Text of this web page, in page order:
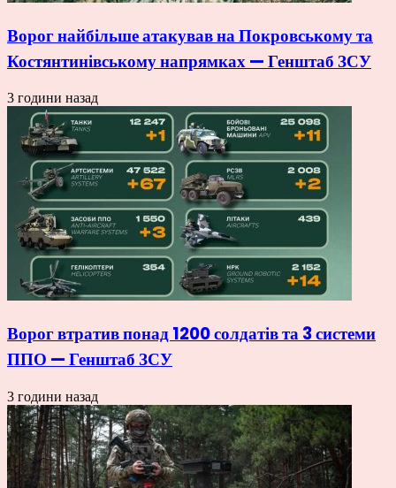
Ворог найбільше атакував на Покровському та
Костянтинівському напрямках — Генштаб ЗСУ
3 години назад
Ворог втратив понад 1200 солдатів та 3 системи
ППО — Генштаб ЗСУ
3 години назад